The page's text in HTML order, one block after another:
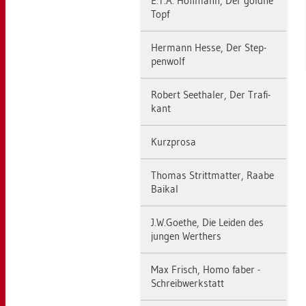
Topf
Her­mann Hesse, Der Step­
pen­wolf
Ro­bert Seet­ha­ler, Der Tra­fi­
kant
Kurz­pro­sa
Tho­mas Stritt­mat­ter, Raabe
Bai­kal
J.​W.​Goe­the, Die Lei­den des
jun­gen Wer­t­hers
Max Frisch, Homo faber -
Schreib­werk­statt